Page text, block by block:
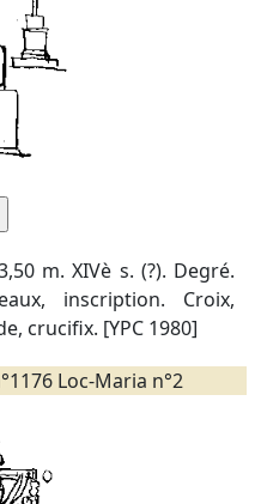
m. XIVè s. (?). Degré.
inscription. Croix,
crucifix. [YPC 1980]
Loc-Maria n°2